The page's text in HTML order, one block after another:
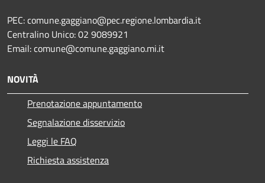
PEC: comune.gaggiano@pec.regione.lombardia.it
Centralino Unico: 02 9089921
Email: comune@comune.gaggiano.mi.it
NOVITÀ
Prenotazione appuntamento
Segnalazione disservizio
Leggi le FAQ
Richiesta assistenza